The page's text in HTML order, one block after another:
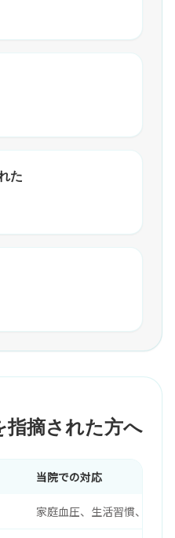
た
指摘された方へ
当院での対応
家庭血圧、生活習慣、薬物